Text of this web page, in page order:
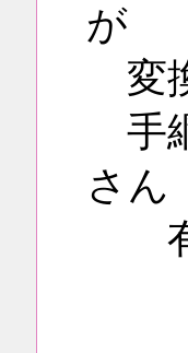
が
変
手
さん
有
青